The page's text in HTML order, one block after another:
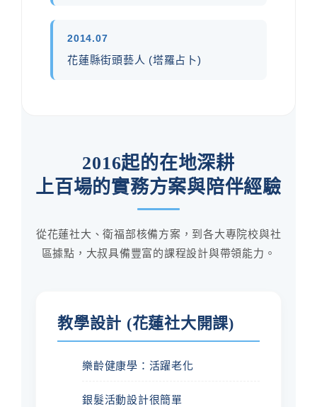
2014.07
花蓮縣街頭藝人 (塔羅占卜)
2016起的在地深耕
上百場的實務方案與陪伴經驗
從花蓮社大、衛福部核備方案，到各大專院校與社
區據點，大叔具備豐富的課程設計與帶領能力。
教學設計 (花蓮社大開課)
樂齡健康學：活躍老化
銀髮活動設計很簡單